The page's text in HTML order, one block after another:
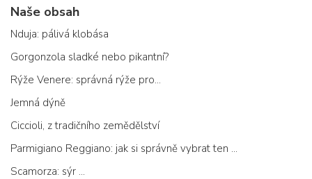
Naše obsah
Nduja: pálivá klobása
Gorgonzola sladké nebo pikantní?
Rýže Venere: správná rýže pro...
Jemná dýně
Ciccioli, z tradičního zemědělství
Parmigiano Reggiano: jak si správně vybrat ten pravý
Scamorza: sýr ...